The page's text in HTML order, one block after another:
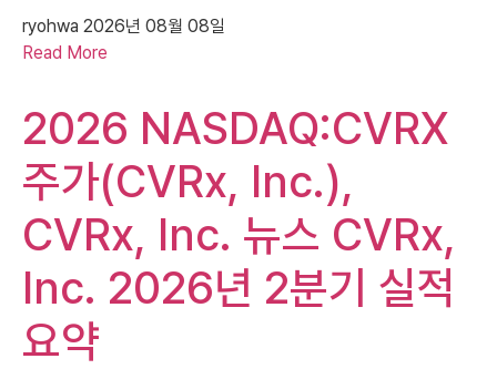
ryohwa 2026년 08월 08일
Read More
2026 NASDAQ:CVRX
주가(CVRx, Inc.),
CVRx, Inc. 뉴스 CVRx,
Inc. 2026년 2분기 실적
요약